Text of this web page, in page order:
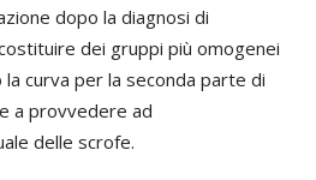
dopo la diagnosi di
dei gruppi più omogenei
curva per la seconda parte di
a provvedere ad
delle scrofe.